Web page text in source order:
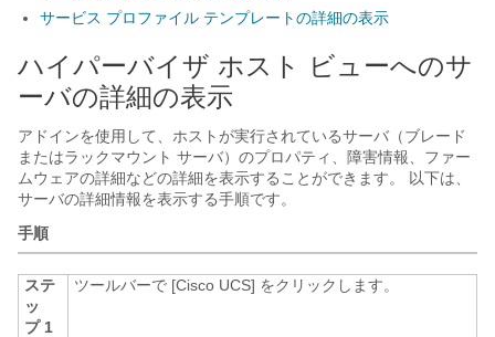
サービス プロファイル テンプレートの詳細の表示
ハイパーバイザ ホスト ビューへのサ
ーバの詳細の表示
アドインを使用して、ホストが実行されているサーバ（ブレード
またはラックマウント サーバ）のプロパティ、障害情報、ファー
ムウェアの詳細などの詳細を表示することができます。 以下は、
サーバの詳細情報を表示する手順です。
手順
ステ
ッ
プ 1
ツールバーで [Cisco UCS] をクリックします。